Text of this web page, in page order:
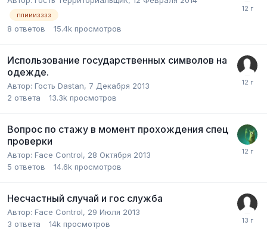
плииизззз
8 ответов 15.4k просмотров
Использование государственных символов на
одежде.
Автор: Гость Dastan, 7 Декабря 2013
2 ответа 13.3k просмотров
Вопрос по стажу в момент прохождения спец
проверки
Автор: Face Control, 28 Октября 2013
5 ответов 14.6k просмотров
Несчастный случай и гос служба
Автор: Face Control, 29 Июля 2013
3 ответа 14k просмотров